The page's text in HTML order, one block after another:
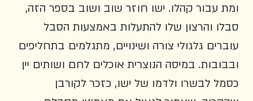
ומת עבור קהלו. ישו חוזר שוב ושוב בספר הזה,
סבלו והרצון שלו להתעלות באמצעות הסבל
עוברים גלגולי צורה ושינויים, מתגלמים בתחליפים
ובבובות. במיסה הנוצרית אוכלים לחם ושותים יין
כסמל לבשרו ולדמו של ישו, כזכר לקורבן